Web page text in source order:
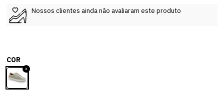
Nossos clientes ainda não avaliaram este produto
COR